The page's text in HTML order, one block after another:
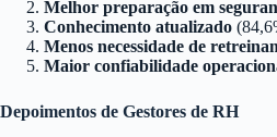
Melhor preparação em
Conhecimento atualizado
Menos necessidade de
Maior confiabilidade
Depoimentos de Gestores de RH